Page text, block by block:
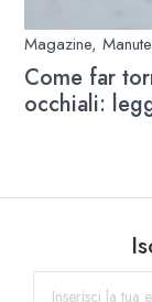
Magazine,
Come far
occhiali: